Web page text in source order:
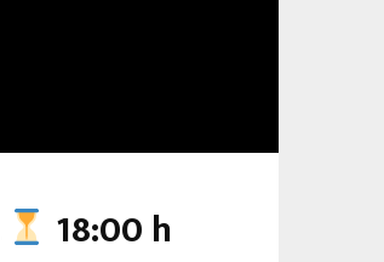
18:00 h